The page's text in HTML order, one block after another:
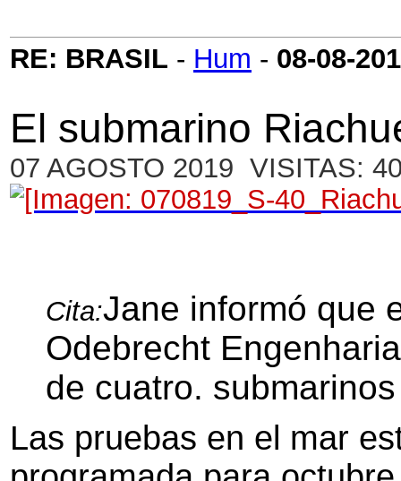
RE: BRASIL - Hum - 08-08-
El submarino
07 AGOSTO 2019 VISITAS:
Cita:Jane informó que
Odebrecht
de cuatro.
Las pruebas en el mar